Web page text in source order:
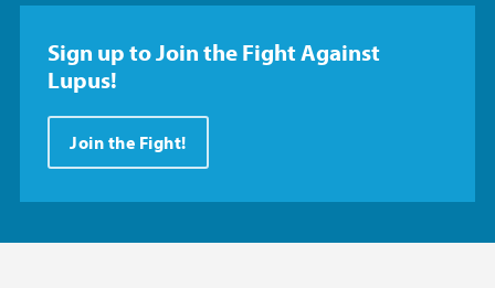
Sign up to Join the Fight Against
Lupus!
Join the Fight!